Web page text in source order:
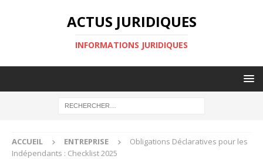
ACTUS JURIDIQUES
INFORMATIONS JURIDIQUES
ACCUEIL ENTREPRISE
Obligations Déclaratives pour les
Indépendants : Checklist 2025